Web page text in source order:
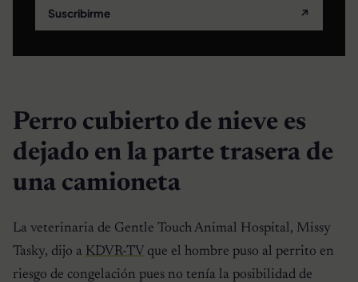
Suscribirme ↗
Perro cubierto de nieve es
dejado en la parte trasera de
una camioneta
La veterinaria de Gentle Touch Animal Hospital, Missy
Tasky, dijo a KDVR-TV que el hombre puso al perrito en
riesgo de congelación pues no tenía la posibilidad de